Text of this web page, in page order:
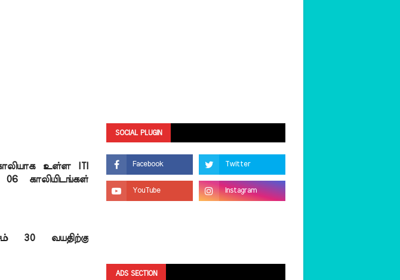
உள்ள ITI
காலியிடங்கள்
30 வயதிற்கு
SOCIAL PLUGIN
ADS SECTION